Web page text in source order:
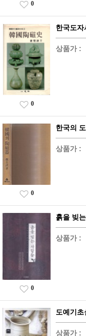
0
한국도자
상품가 :
0
한국의 도
상품가 :
0
흙을 빚
상품가 :
0
도예기초
상품가 :